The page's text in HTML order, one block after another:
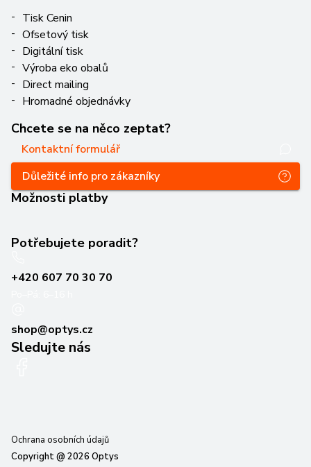
Tisk Cenin
Ofsetový tisk
Digitální tisk
Výroba eko obalů
Direct mailing
Hromadné objednávky
Chcete se na něco zeptat?
Kontaktní formulář
Důležité info pro zákazníky
Možnosti platby
Potřebujete poradit?
+420 607 70 30 70
shop@optys.cz
Sledujte nás
Ochrana osobních údajů
Copyright @ 2026 Optys